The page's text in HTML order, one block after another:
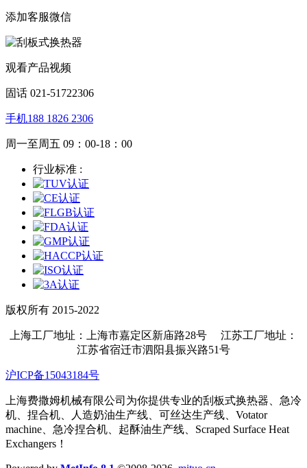
添加客服微信
观看产品视频
固话 021-51722306
手机188 1826 2306
周一至周五 09：00-18：00
行业标准 :
版权所有 2015-2022
上海工厂地址：上海市嘉定区新庙路28号 江苏工厂地址：
江苏省宿迁市泗阳县振兴路51号
沪ICP备15043184号
上海费撒姆机械有限公司为你提供专业的刮板式换热器、急冷
机、捏合机、人造奶油生产线、可丝达生产线、Votator
machine、急冷捏合机、起酥油生产线、Scraped Surface Heat
Exchangers！